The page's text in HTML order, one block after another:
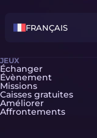
FRANÇAIS
JEUX
Échanger
Évènement
Missions
Caisses gratuites
Améliorer
Affrontements